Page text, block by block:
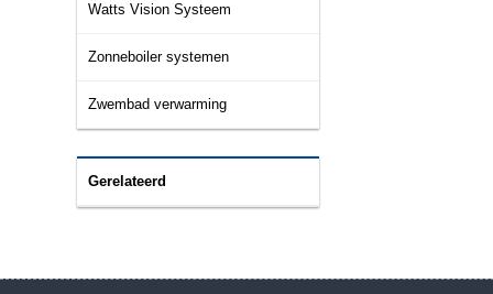
Watts Vision Systeem
Zonneboiler systemen
Zwembad verwarming
Gerelateerd